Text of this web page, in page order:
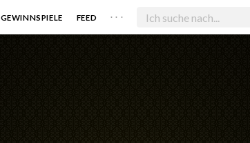
GEWINNSPIELE FEED . . .